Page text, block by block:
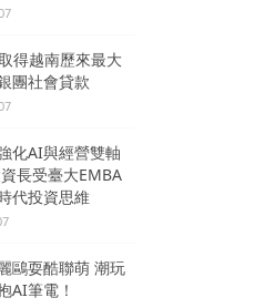
得越南歷來最大
團社會貸款
化AI與經營雙軸
長受臺大EMBA
代投資思維
鷗耍酷聯萌 潮玩
AI筆電！